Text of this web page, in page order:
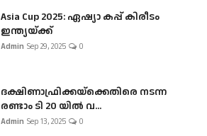
Asia Cup 2025: ഏഷ്യാ കപ്പ് കിരീടം
ഇന്ത്യയ്ക്ക്
Admin Sep 29, 2025 0
ദക്ഷിണാഫ്രിക്കയ്‌ക്കെതിരെ നടന്ന
രണ്ടാം ടി 20 യിൽ വ...
Admin Sep 13, 2025 0